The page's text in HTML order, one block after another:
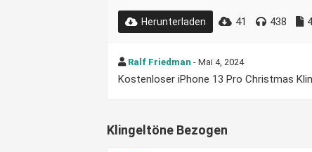
Herunterladen 41 438
Ralf Friedman - Mai 4, 2024
Kostenloser iPhone 13 Pro Christmas
Klingeltöne Bezogen